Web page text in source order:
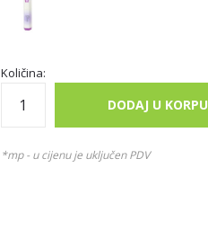
Količina:
DODAJ U KORPU
*mp - u cijenu je uključen PDV